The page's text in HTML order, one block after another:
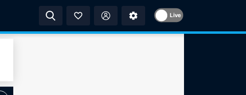
Live